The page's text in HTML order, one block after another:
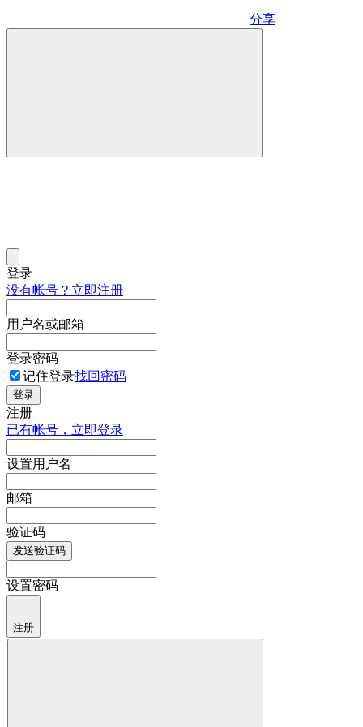
分享
登录
没有帐号？立即注册
用户名或邮箱
登录密码
记住登录找回密码
登录
注册
已有帐号，立即登录
设置用户名
邮箱
验证码
发送验证码
设置密码
注册